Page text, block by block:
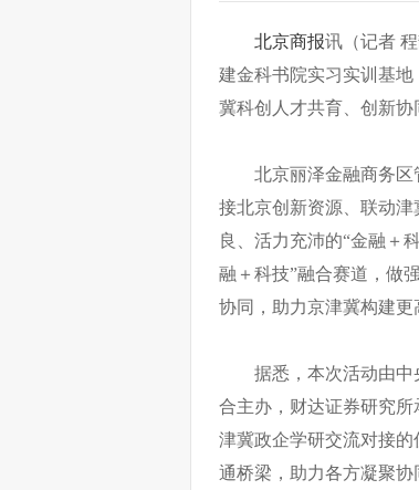
北京商报讯（记者
建金科书院实习实训基
冀科创人才共育、创新协
北京丽泽金融商务
接北京创新资源、联动
良、活力充沛的“金融＋
融＋科技”融合赛道，做
协同，助力京津冀构建更
据悉，本次活动由
合主办，财达证券研究
津冀政企学研交流对接
通桥梁，助力各方凝聚